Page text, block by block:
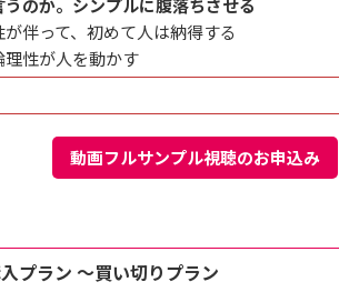
のか。シンプルに腹落ちさせる
が伴って、初めて人は納得する
理性が人を動かす
動画フルサンプル視聴のお申込み
プラン ～買い切りプラン